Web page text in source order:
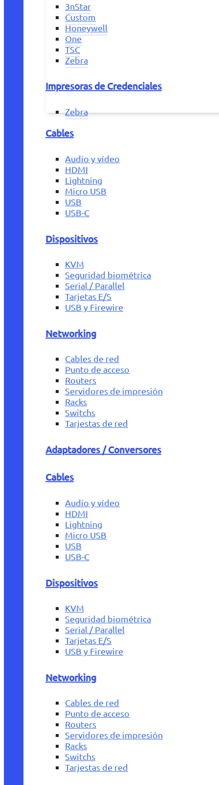
3nStar
Custom
Honeywell
One
TSC
Zebra
Impresoras de Credenciales
Zebra
Cables
Audio y vídeo
HDMI
Lightning
Micro USB
USB
USB-C
Dispositivos
KVM
Seguridad biométrica
Serial / Parallel
Tarjetas E/S
USB y Firewire
Networking
Cables de red
Punto de acceso
Routers
Servidores de impresión
Racks
Switchs
Tarjestas de red
Adaptadores / Conversores
Cables
Audio y vídeo
HDMI
Lightning
Micro USB
USB
USB-C
Dispositivos
KVM
Seguridad biométrica
Serial / Parallel
Tarjetas E/S
USB y Firewire
Networking
Cables de red
Punto de acceso
Routers
Servidores de impresión
Racks
Switchs
Tarjestas de red